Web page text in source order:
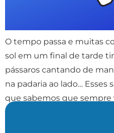
O tempo passa e muitas
sol em um final de tarde
pássaros cantando de
na padaria ao lado… Esses
que sabemos que sempre
ou pelo menos por um